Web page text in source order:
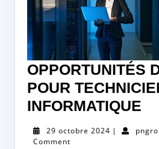
OPPORTUNITÉS
POUR
INFORMATIQUE
29 octobre 2024 29|
Comment